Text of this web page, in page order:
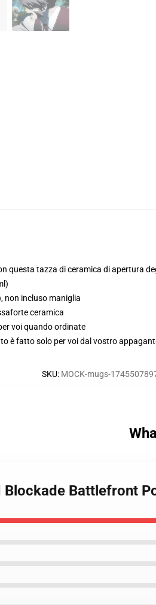
questa tazza di ceramica di apertura
non incluso maniglia
ceramica
voi quando ordinate
è fatto solo per voi dal vostro
SKU: MOCK-mugs-
Blockade Battlefront